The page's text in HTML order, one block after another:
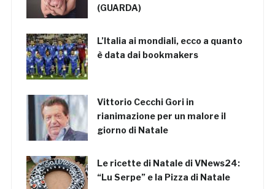
(GUARDA)
L’Italia ai mondiali, ecco a quanto
è data dai bookmakers
Vittorio Cecchi Gori in
rianimazione per un malore il
giorno di Natale
Le ricette di Natale di VNews24:
“Lu Serpe” e la Pizza di Natale